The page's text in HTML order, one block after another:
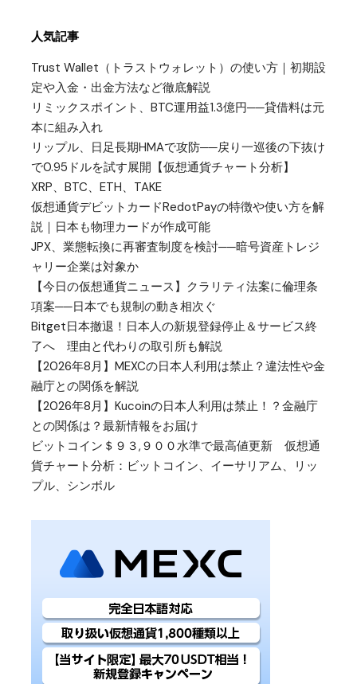
人気記事
Trust Wallet（トラストウォレット）の使い方｜初期設
定や入金・出金方法など徹底解説
リミックスポイント、BTC運用益1.3億円──貸借料は元
本に組み入れ
リップル、日足長期HMAで攻防──戻り一巡後の下抜け
で0.95ドルを試す展開【仮想通貨チャート分析】
XRP、BTC、ETH、TAKE
仮想通貨デビットカードRedotPayの特徴や使い方を解
説｜日本も物理カードが作成可能
JPX、業態転換に再審査制度を検討──暗号資産トレジ
ャリー企業は対象か
【今日の仮想通貨ニュース】クラリティ法案に倫理条
項案──日本でも規制の動き相次ぐ
Bitget日本撤退！日本人の新規登録停止＆サービス終
了へ 理由と代わりの取引所も解説
【2026年8月】MEXCの日本人利用は禁止？違法性や金
融庁との関係を解説
【2026年8月】Kucoinの日本人利用は禁止！？金融庁
との関係は？最新情報をお届け
ビットコイン＄９３,９００水準で最高値更新 仮想通
貨チャート分析：ビットコイン、イーサリアム、リッ
プル、シンボル